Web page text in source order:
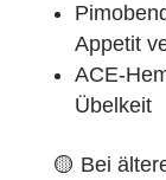
Appetit
ACE-
Übelkeit
🟡 Bei